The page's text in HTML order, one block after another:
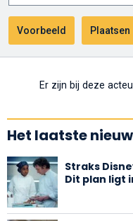
Er zijn bij deze
Het laatste
Straks
Dit plan ligt